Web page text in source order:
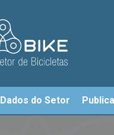
Dados do Setor